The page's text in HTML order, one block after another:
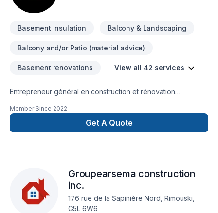
Basement insulation Balcony & Landscaping
Balcony and/or Patio (material advice)
Basement renovations View all 42 services
Entrepreneur général en construction et rénovation
rénovation de tout genre. Agrandissement, revêtement
extérieur, construction neuve, revêtement extérieur, toiture,
garage, patio et pergola, et bien plus encore.
Member Since 2022
Get A Quote
Groupearsema construction
inc.
176 rue de la Sapinière Nord, Rimouski,
G5L 6W6